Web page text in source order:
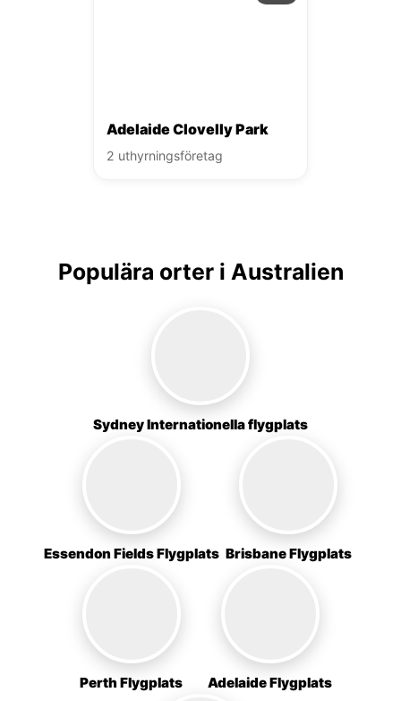
Adelaide Clovelly Park
2 uthyrningsföretag
Populära orter i Australien
Sydney Internationella flygplats
Essendon Fields Flygplats Brisbane Flygplats
Perth Flygplats Adelaide Flygplats